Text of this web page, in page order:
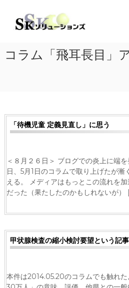
へ
リ
ュ
ン
ズ
の
コ
（
ソ
リ
シ
ョ
ン
・
コ
ボ
ー
タ
ー
め
ざ
コラム「飛耳長目」
「待機児童 定義見直し」に思う
＜８月２６日＞ ブログでの炎上に端
日、5月1日のコラムで取り上げたが
える。 メディアはもっとこの流れを
だった（果たしたのかもしれないが）
甲状腺検査の縮小検討要望という記事
本件は2014.05.20のコラムでも触れ